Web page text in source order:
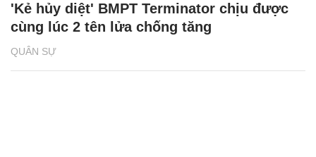
QUÂN SỰ
'Kẻ hủy diệt' BMPT Terminator chịu được
cùng lúc 2 tên lửa chống tăng